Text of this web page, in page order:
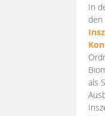
In
den
als